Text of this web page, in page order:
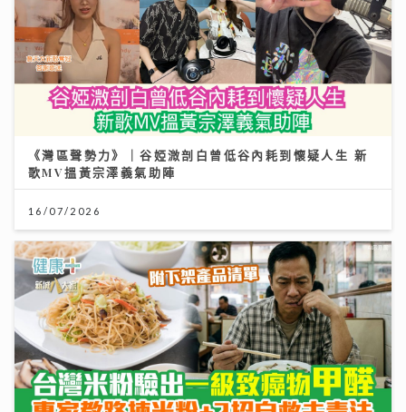
《灣區聲勢力》｜谷婭溦剖白曾低谷內耗到懷疑人生 新
歌MV搵黃宗澤義氣助陣
16/07/2026